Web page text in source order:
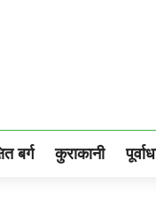
बर्ग कुराकानी